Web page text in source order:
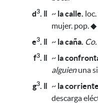
d3. ǁ ~ la calle.
mujer. pop.◆
e3. ǁ ~ la caña. Co.
f3. ǁ ~ la
alguienuna
g3. ǁ ~ la
descarga